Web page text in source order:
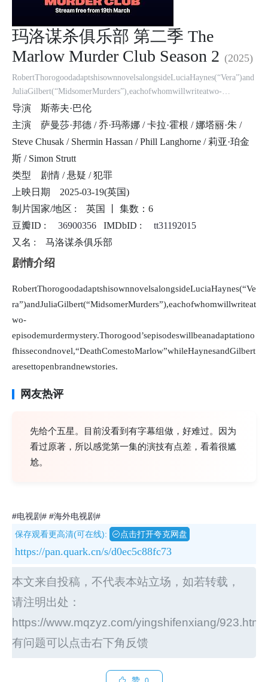
玛洛谋杀俱乐部 第二季 The
Marlow Murder Club Season 2 (2025)
RobertThorogoodadaptshisownnovelsalongsideLuciaHaynes(“Vera”)and
JuliaGilbert(“MidsomerMurders”),eachofwhomwillwriteatwo-
episodemurdermystery.Thorogood’sepisodeswillbeanadaptationofhisseco
ndnovel,“DeathComestoMarlow”whileHaynesandGilbertaresettopenbran
dnewstories.
导演
斯蒂夫·巴伦
主演
萨曼莎·邦德 / 乔·玛蒂娜 / 卡拉·霍根 / 娜塔丽·朱 /
Steve Chusak / Shermin Hassan / Phill Langhorne / 莉亚·珀金
斯 / Simon Strutt
类型
剧情 / 悬疑 / 犯罪
上映日期
2025-03-19(英国)
制片国家/地区 :
英国 丨 集数：6
豆瓣ID :
36900356 IMDbID :
tt31192015
又名 :
马洛谋杀俱乐部
剧情介绍
RobertThorogoodadaptshisownnovelsalongsideLuciaHaynes(“Ve
ra”)andJuliaGilbert(“MidsomerMurders”),eachofwhomwillwriteat
wo-
episodemurdermystery.Thorogood’sepisodeswillbeanadaptationo
fhissecondnovel,“DeathComestoMarlow”whileHaynesandGilbert
aresettopenbrandnewstories.
网友热评
先给个五星。目前没看到有字幕组做，好难过。因为
看过原著，所以感觉第一集的演技有点差，看着很尴
尬。
#电视剧# #海外电视剧#
保存观看更高清(可在线):
点击打开夸克网盘
https://pan.quark.cn/s/d0ec5c88fc73
本文来自投稿，不代表本站立场，如若转载，
请注明出处：
https://www.mqzyz.com/yingshifenxiang/923.html
有问题可以点击右下角反馈